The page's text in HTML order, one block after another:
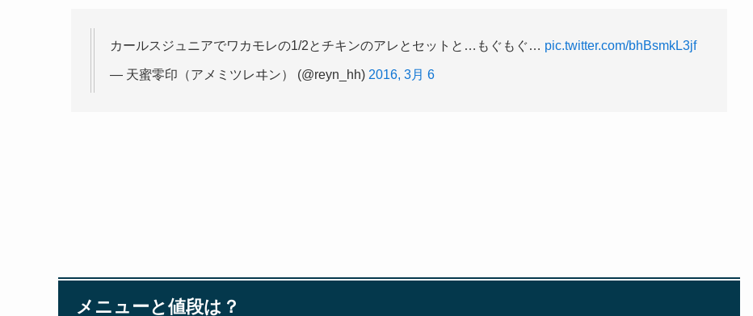
カールスジュニアでワカモレの1/2とチキンのアレとセットと…もぐもぐ… pic.twitter.com/bhBsmkL3jf
— 天蜜零印（アメミツレヰン） (@reyn_hh) 2016, 3月 6
メニューと値段は？